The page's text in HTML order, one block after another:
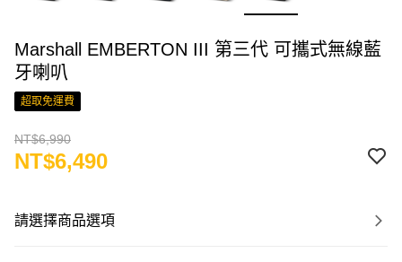
Marshall EMBERTON III 第三代 可攜式無線藍
牙喇叭
超取免運費
NT$6,990
NT$6,490
請選擇商品選項